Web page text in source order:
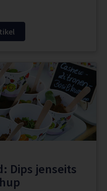
Dips jenseits